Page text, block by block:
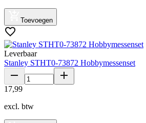
Toevoegen
Leverbaar
Stanley STHT0-73872 Hobbymessenset
17,99
excl. btw